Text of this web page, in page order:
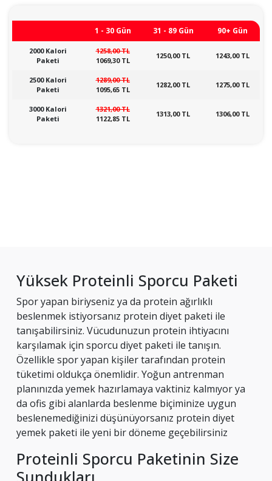
1 - 30 Gün 31 - 89 Gün 90+ Gün
2000 Kalori
Paketi
1258,00 TL
1069,30 TL
1250,00 TL 1243,00 TL
2500 Kalori
Paketi
1289,00 TL
1095,65 TL
1282,00 TL 1275,00 TL
3000 Kalori
Paketi
1321,00 TL
1122,85 TL
1313,00 TL 1306,00 TL
Yüksek Proteinli Sporcu Paketi
Spor yapan biriyseniz ya da protein ağırlıklı
beslenmek istiyorsanız protein diyet paketi ile
tanışabilirsiniz. Vücudunuzun protein ihtiyacını
karşılamak için sporcu diyet paketi ile tanışın.
Özellikle spor yapan kişiler tarafından protein
tüketimi oldukça önemlidir. Yoğun antrenman
planınızda yemek hazırlamaya vaktiniz kalmıyor ya
da ofis gibi alanlarda beslenme biçiminize uygun
beslenemediğinizi düşünüyorsanız protein diyet
yemek paketi ile yeni bir döneme geçebilirsiniz
Proteinli Sporcu Paketinin Size
Sundukları